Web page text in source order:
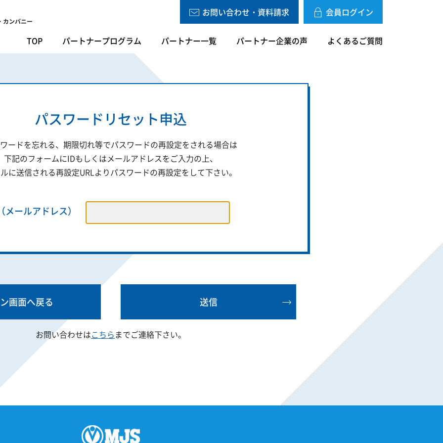
お問い合わせ・資料請求 会員ログイン
TOP パートナープログラム パートナー一覧 パートナー企業の声 よくあるご質問
パスワードリセット申込
ードを忘れる、期限切れ等でパスワードの再設定をされる場合は
下記のフォームにIDもしくはメールアドレスをご入力の上、
に送信される再設定URLよりパスワードの再設定をして下さい。
メールアドレス）
画面へ戻る
お問い合わせはこちら までご連絡下さい。